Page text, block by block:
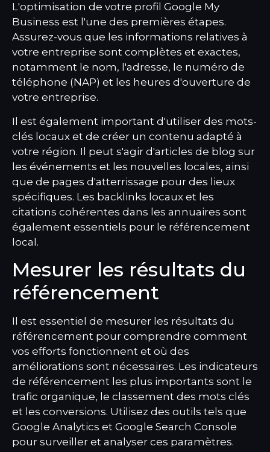
L'optimisation de votre profil Google My
Business est l'une des premières étapes.
Assurez-vous que les informations relatives à
votre entreprise sont complètes et exactes,
notamment le nom, l'adresse, le numéro de
téléphone (NAP) et les heures d'ouverture de
votre entreprise.
Il est également important d'utiliser des mots-
clés locaux et de créer un contenu adapté à
votre région. Il peut s'agir d'articles de blog sur
les événements et les nouvelles locales, ainsi
que de pages d'atterrissage pour des lieux
spécifiques. Les backlinks locaux et les
citations cohérentes dans les annuaires sont
également essentiels pour le référencement
local.
Mesurer les résultats du
référencement
Il est essentiel de mesurer les résultats du
référencement pour comprendre comment
vos efforts fonctionnent et où des
améliorations sont nécessaires. Les indicateurs
de référencement les plus importants sont le
trafic organique, le classement des mots clés
et les conversions. Utilisez des outils tels que
Google Analytics et Google Search Console
pour surveiller et analyser ces paramètres.